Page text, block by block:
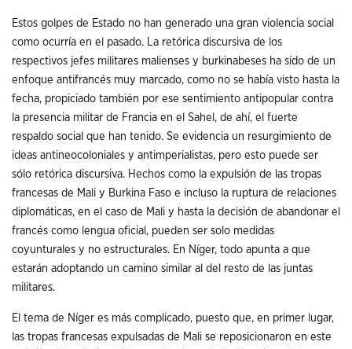
Estos golpes de Estado no han generado una gran violencia social
como ocurría en el pasado. La retórica discursiva de los
respectivos jefes militares malienses y burkinabeses ha sido de un
enfoque antifrancés muy marcado, como no se había visto hasta la
fecha, propiciado también por ese sentimiento antipopular contra
la presencia militar de Francia en el Sahel, de ahí, el fuerte
respaldo social que han tenido. Se evidencia un resurgimiento de
ideas antineocoloniales y antimperialistas, pero esto puede ser
sólo retórica discursiva. Hechos como la expulsión de las tropas
francesas de Mali y Burkina Faso e incluso la ruptura de relaciones
diplomáticas, en el caso de Mali y hasta la decisión de abandonar el
francés como lengua oficial, pueden ser solo medidas
coyunturales y no estructurales. En Níger, todo apunta a que
estarán adoptando un camino similar al del resto de las juntas
militares.
El tema de Níger es más complicado, puesto que, en primer lugar,
las tropas francesas expulsadas de Mali se reposicionaron en este